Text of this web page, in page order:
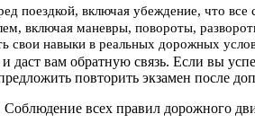
поездкой, включая убеждение, что
включая маневры, повороты,
свои навыки в реальных дорожных
вам обратную связь. Если вы
повторить экзамен после
всех правил дорожного